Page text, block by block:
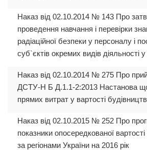
Наказ від 02.10.2014 № 143 Про
проведення навчання і перевірки
радіаційної безпеки у персоналу і
суб`єктів окремих видів діяльності
Наказ від 02.10.2014 № 275 Про
ДСТУ-Н Б Д.1.1-2:2013 Настанова
прямих витрат у вартості
Наказ від 02.10.2015 № 252 Про
показники опосередкованої
за регіонами України на 2016 рік